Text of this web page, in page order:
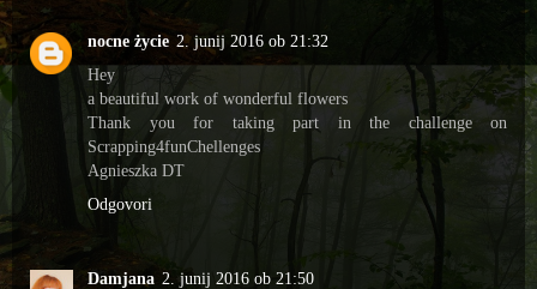
nocne życie 2. junij 2016 ob 21:32
Hey
a beautiful work of wonderful flowers
Thank you for taking part in the challenge on
Scrapping4funChellenges
Agnieszka DT
Odgovori
Damjana 2. junij 2016 ob 21:50